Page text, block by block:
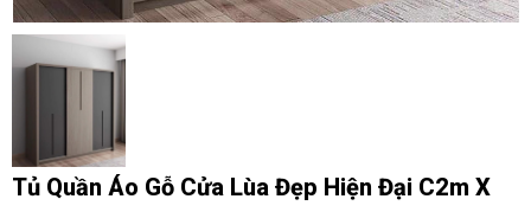
Tủ Quần Áo Gỗ Cửa Lùa Đẹp Hiện Đại C2m X